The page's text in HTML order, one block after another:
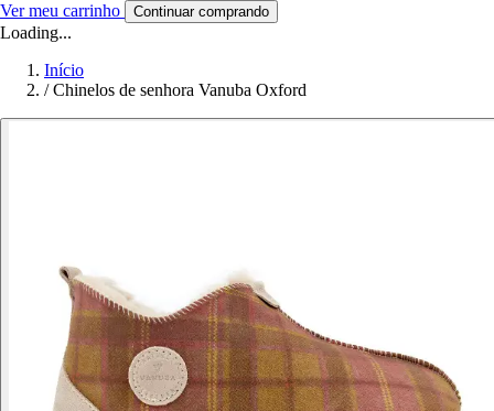
Ver meu carrinho Continuar comprando
Loading...
Início
/ Chinelos de senhora Vanuba Oxford